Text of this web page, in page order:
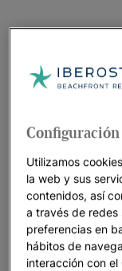
Configuración
Utilizamos
la web y sus
contenidos, así
a través de redes
preferencias en
hábitos de
interacción con el